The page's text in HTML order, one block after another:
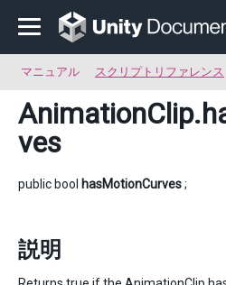
マニュアル スクリプトリファレンス
AnimationClip
ves
public bool hasMotionCurves;
説明